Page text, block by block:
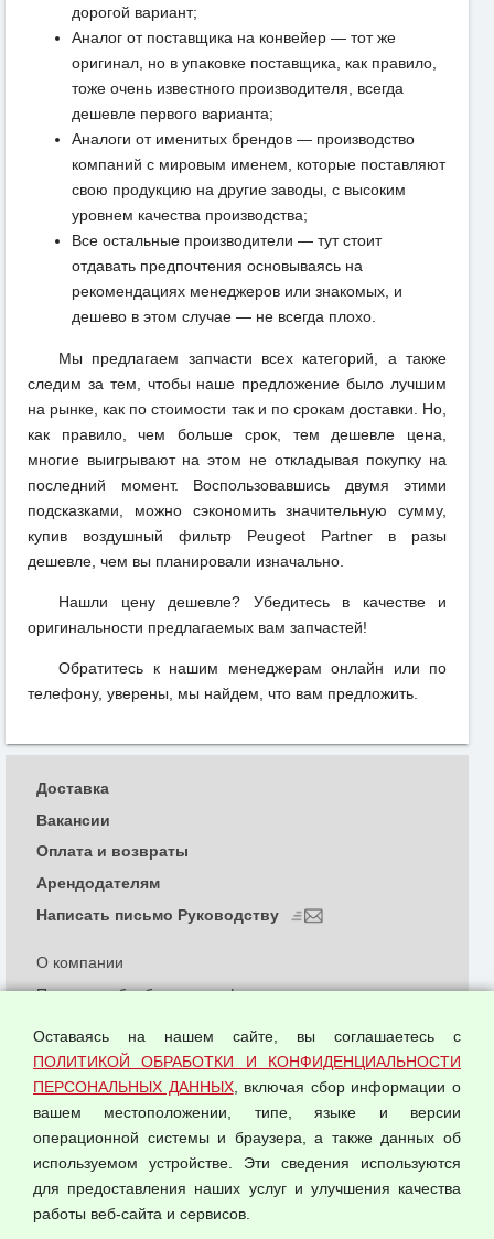
дорогой вариант;
Аналог от поставщика на конвейер — тот же
оригинал, но в упаковке поставщика, как правило,
тоже очень известного производителя, всегда
дешевле первого варианта;
Аналоги от именитых брендов — производство
компаний с мировым именем, которые поставляют
свою продукцию на другие заводы, с высоким
уровнем качества производства;
Все остальные производители — тут стоит
отдавать предпочтения основываясь на
рекомендациях менеджеров или знакомых, и
дешево в этом случае — не всегда плохо.
Мы предлагаем запчасти всех категорий, а также
следим за тем, чтобы наше предложение было лучшим
на рынке, как по стоимости так и по срокам доставки. Но,
как правило, чем больше срок, тем дешевле цена,
многие выигрывают на этом не откладывая покупку на
последний момент. Воспользовавшись двумя этими
подсказками, можно сэкономить значительную сумму,
купив воздушный фильтр Peugeot Partner в разы
дешевле, чем вы планировали изначально.
Нашли цену дешевле? Убедитесь в качестве и
оригинальности предлагаемых вам запчастей!
Обратитесь к нашим менеджерам онлайн или по
телефону, уверены, мы найдем, что вам предложить.
© 2026 ООО "Феникс"
О компании
Политика обработки и конфиденциальности
Согласием на обработку персональных данных
Оферта оптовой купли-продажи
Публичная оферта
Доставка
Вакансии
Оплата и возвраты
Арендодателям
Написать письмо Руководству
Оставаясь на нашем сайте, вы соглашаетесь с
ПОЛИТИКОЙ ОБРАБОТКИ И КОНФИДЕНЦИАЛЬНОСТИ
ПЕРСОНАЛЬНЫХ ДАННЫХ, включая сбор информации о
вашем местоположении, типе, языке и версии
операционной системы и браузера, а также данных об
используемом устройстве. Эти сведения используются
для предоставления наших услуг и улучшения качества
работы веб-сайта и сервисов.